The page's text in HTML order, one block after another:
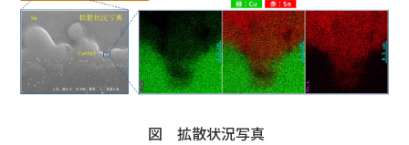
図 拡散状況写真